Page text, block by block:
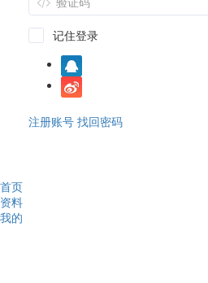
记住登录
注册账号 找回密码
首页
资料
我的